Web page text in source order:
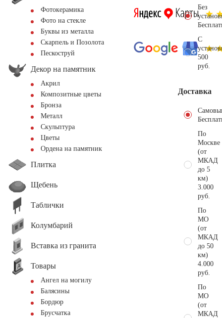
Фотокерамика
Фото на стекле
Буквы из металла
Скарпель и Позолота
Пескоструй
Декор на памятник
Акрил
Композитные цветы
Бронза
Металл
Скульптура
Цветы
Ордена на памятник
Плитка
Щебень
Таблички
Колумбарий
Вставка из гранита
Товары
Ангел на могилу
Балясины
Бордюр
Брусчатка
Без
С
500
руб.
Доставка
По
Москве
(от
МКАД
до 5
км)
3.000
руб.
По
МО
(от
МКАД
до 50
км)
4.000
руб.
По
МО
(от
МКАД